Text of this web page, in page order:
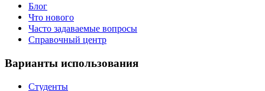
Блог
Что нового
Часто задаваемые вопросы
Справочный центр
Варианты использования
Студенты